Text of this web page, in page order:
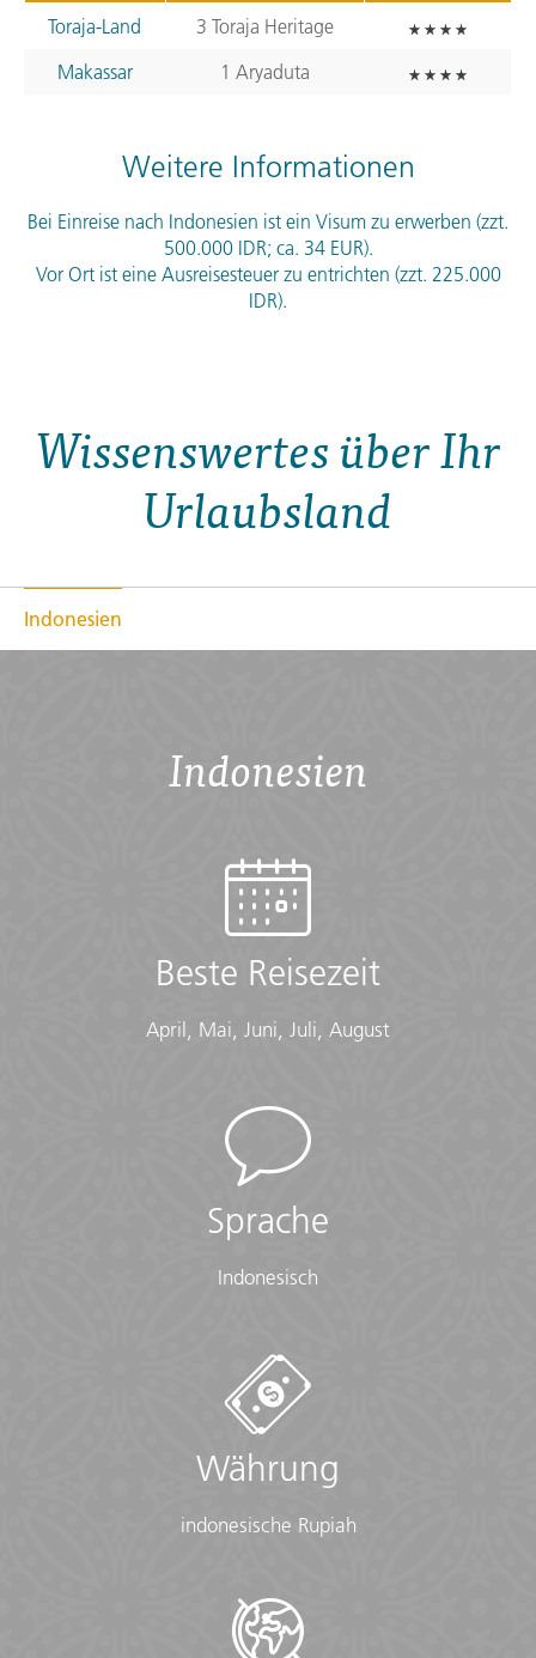
Toraja-Land
3 Toraja Heritage
Makassar
1 Aryaduta
Weitere Informationen
Bei Einreise nach Indonesien ist ein Visum zu erwerben (zzt.
500.000 IDR; ca. 34 EUR).
Vor Ort ist eine Ausreisesteuer zu entrichten (zzt. 225.000
IDR).
Wissenswertes über Ihr
Urlaubsland
Indonesien
Indonesien
Beste Reisezeit
April, Mai, Juni, Juli, August
Sprache
Indonesisch
Währung
indonesische Rupiah